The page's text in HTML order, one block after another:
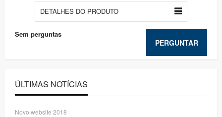
DETALHES DO PRODUTO
PERGUNTAR
Sem perguntas
ÚLTIMAS NOTÍCIAS
Novo website 2018